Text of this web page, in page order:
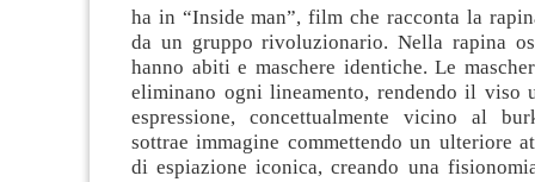
ha in “Inside man”, film che racconta la
da un gruppo rivoluzionario. Nella rapina
hanno abiti e maschere identiche. Le
eliminano ogni lineamento, rendendo il viso
espressione, concettualmente vicino al
sottrae immagine commettendo un ulteriore
di espiazione iconica, creando una